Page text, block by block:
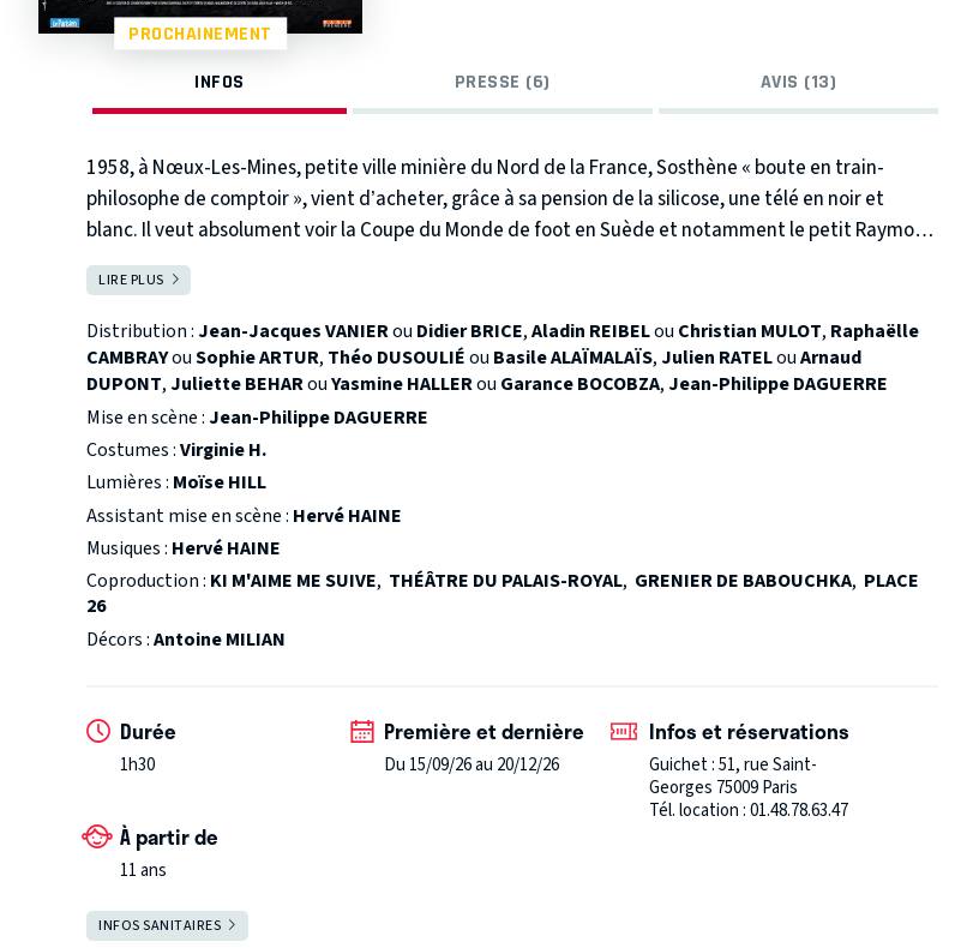
PROCHAINEMENT
INFOS PRESSE (6) AVIS (13)
1958, à Nœux-Les-Mines, petite ville minière du Nord de la France, Sosthène « boute en train-
philosophe de comptoir », vient d’acheter, grâce à sa pension de la silicose, une télé en noir et
blanc. Il veut absolument voir la Coupe du Monde de foot en Suède et notamment le petit Raymond
Kopa (star de l’équipe de France et ancien mineur de Nœux) marquer des buts. Pendant ce temps-
là, son fils Pierre et son meilleur ami Vlad, creusent à la mine, élèvent des pigeons-voyageurs, et
jouent de l’accordéon dans l’orchestre local dirigé par Sosthène.Cette petite sphère joviale et
haute en couleurs, malgré la poussière du charbon, ne sera plus vraiment la même le jour où la jolie
Leila vient jouer de l’accordéon dans l’orchestre… La nouvelle création deJean-Philippe
Daguerre. « J’ai décidé de creuser autour de toutes ces histoires d’amour et d’amitié pour essayer
d’extraire une pure humanité de cet enfer sur terre que peut représenter la vie de ces femmes et de ces
hommes dans le bassin minier. »
– Metteur en scène : Jean-Philippe Daguerre
– Auteur : Jean-Philippe Daguerre
– Comédienne dans un second rôle : Raphaëlle Cambray
– Révélation féminine : Juliette Béhar
LIRE PLUS
Distribution :Jean-Jacques VANIERou Didier BRICE,Aladin REIBELou Christian MULOT, Raphaëlle
CAMBRAYouSophie ARTUR, Théo DUSOULIÉou Basile ALAÏMALAÏS,Julien RATELouArnaud
DUPONT,Juliette BEHARouYasmine HALLERou Garance BOCOBZA,Jean-Philippe DAGUERRE
Mise en scène :Jean-Philippe DAGUERRE
Costumes :Virginie H.
Lumières : Moïse HILL
Assistant mise en scène : Hervé HAINE
Musiques : Hervé HAINE
Coproduction : KI M'AIME ME SUIVE, THÉÂTRE DU PALAIS-ROYAL, GRENIER DE BABOUCHKA, PLACE
26
Décors :Antoine MILIAN
Durée
1h30
Première et dernière
Du 15/09/26 au 20/12/26
Infos et réservations
Guichet : 51, rue Saint-
Georges 75009 Paris
Tél. location : 01.48.78.63.47
À partir de
11 ans
Salle ouverte
INFOS SANITAIRES